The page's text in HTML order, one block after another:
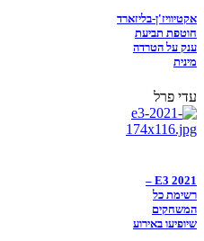
אקטיוויז'ן-בליזארד
חוטפת תביעת
ענק על הטרדה
מינית
עדי פרל
E3 2021 –
רשימת כל
המשחקים
שיופיעו באירוע